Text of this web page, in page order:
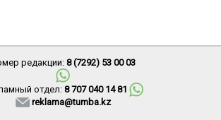
редакции: 8 (7292) 53 00 03
отдел: 8 707 040 14 81
reklama@tumba.kz